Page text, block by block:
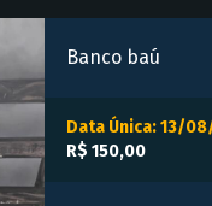
Banco baú
Data Única: 13/
R$ 150,00